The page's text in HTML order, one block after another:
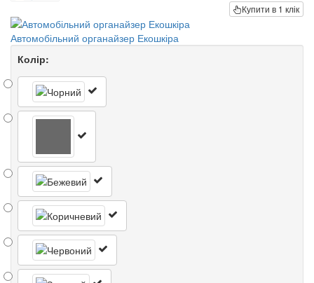
Купити в 1 клік
Автомобільний органайзер Екошкіра
Колір: